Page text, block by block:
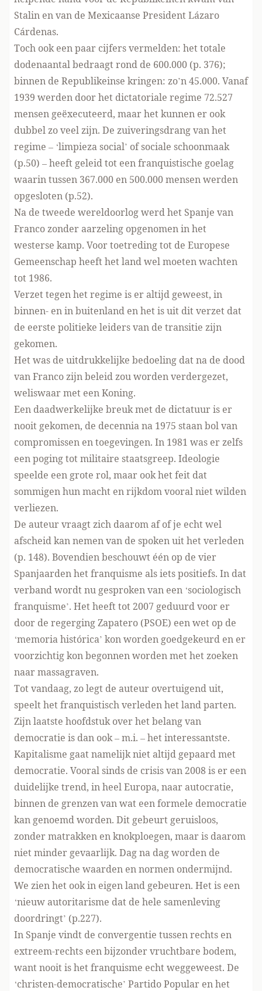
Stalin en van de Mexicaanse President Lázaro
Cárdenas.
Toch ook een paar cijfers vermelden: het totale
dodenaantal bedraagt rond de 600.000 (p. 376);
binnen de Republikeinse kringen: zo’n 45.000. Vanaf
1939 werden door het dictatoriale regime 72.527
mensen geëxecuteerd, maar het kunnen er ook
dubbel zo veel zijn. De zuiveringsdrang van het
regime – ‘limpieza social’ of sociale schoonmaak
(p.50) – heeft geleid tot een franquistische goelag
waarin tussen 367.000 en 500.000 mensen werden
opgesloten (p.52).
Na de tweede wereldoorlog werd het Spanje van
Franco zonder aarzeling opgenomen in het
westerse kamp. Voor toetreding tot de Europese
Gemeenschap heeft het land wel moeten wachten
tot 1986.
Verzet tegen het regime is er altijd geweest, in
binnen- en in buitenland en het is uit dit verzet dat
de eerste politieke leiders van de transitie zijn
gekomen.
Het was de uitdrukkelijke bedoeling dat na de dood
van Franco zijn beleid zou worden verdergezet,
weliswaar met een Koning.
Een daadwerkelijke breuk met de dictatuur is er
nooit gekomen, de decennia na 1975 staan bol van
compromissen en toegevingen. In 1981 was er zelfs
een poging tot militaire staatsgreep. Ideologie
speelde een grote rol, maar ook het feit dat
sommigen hun macht en rijkdom vooral niet wilden
verliezen.
De auteur vraagt zich daarom af of je echt wel
afscheid kan nemen van de spoken uit het verleden
(p. 148). Bovendien beschouwt één op de vier
Spanjaarden het franquisme als iets positiefs. In dat
verband wordt nu gesproken van een ‘sociologisch
franquisme’. Het heeft tot 2007 geduurd voor er
door de regerging Zapatero (PSOE) een wet op de
‘memoria histórica’ kon worden goedgekeurd en er
voorzichtig kon begonnen worden met het zoeken
naar massagraven.
Tot vandaag, zo legt de auteur overtuigend uit,
speelt het franquistisch verleden het land parten.
Zijn laatste hoofdstuk over het belang van
democratie is dan ook – m.i. – het interessantste.
Kapitalisme gaat namelijk niet altijd gepaard met
democratie. Vooral sinds de crisis van 2008 is er een
duidelijke trend, in heel Europa, naar autocratie,
binnen de grenzen van wat een formele democratie
kan genoemd worden. Dit gebeurt geruisloos,
zonder matrakken en knokploegen, maar is daarom
niet minder gevaarlijk. Dag na dag worden de
democratische waarden en normen ondermijnd.
We zien het ook in eigen land gebeuren. Het is een
‘nieuw autoritarisme dat de hele samenleving
doordringt’ (p.227).
In Spanje vindt de convergentie tussen rechts en
extreem-rechts een bijzonder vruchtbare bodem,
want nooit is het franquisme echt weggeweest. De
‘christen-democratische’ Partido Popular en het